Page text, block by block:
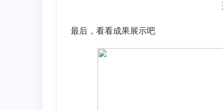
最后，看看成果展示吧